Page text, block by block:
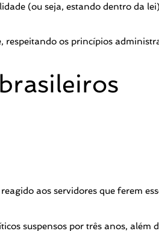
(ou seja, estando dentro da
os princípios
aos servidores que ferem
suspensos por três anos, além